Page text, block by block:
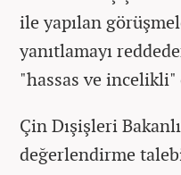
ile yapılan
yanıtlamayı
"hassas ve
Çin Dışişleri
değerlendirme